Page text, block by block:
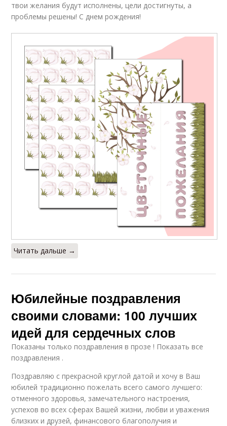
твои желания будут исполнены, цели достигнуты, а
проблемы решены! С днем рождения!
Читать дальше →
Юбилейные поздравления
своими словами: 100 лучших
идей для сердечных слов
Показаны только поздравления в прозе ! Показать все
поздравления .
Поздравляю с прекрасной круглой датой и хочу в Ваш
юбилей традиционно пожелать всего самого лучшего:
отменного здоровья, замечательного настроения,
успехов во всех сферах Вашей жизни, любви и уважения
близких и друзей, финансового благополучия и